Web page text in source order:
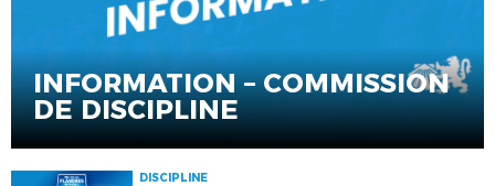
INFORMATION – COMMISSION
DE DISCIPLINE
DISCIPLINE